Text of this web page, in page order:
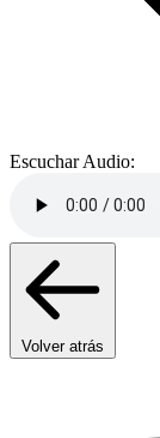
Escuchar Audio:
Volver atrás